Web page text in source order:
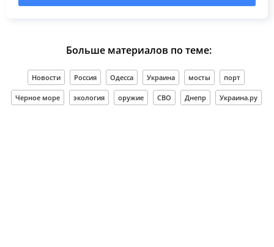
Больше материалов по теме:
Новости Россия Одесса Украина мосты порт
Черное море экология оружие СВО Днепр Украина.ру